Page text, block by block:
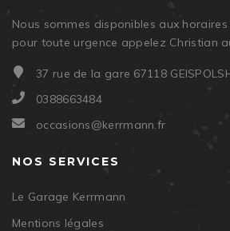
Nous sommes disponibles aux
pour toute urgence appelez Christian
37 rue de la gare 67118
0388663484
occasions@kerrmann.fr
NOS SERVICES
Le Garage Kerrmann
Mentions légales